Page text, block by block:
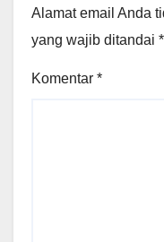
Alamat email Anda
yang wajib ditandai *
Komentar *